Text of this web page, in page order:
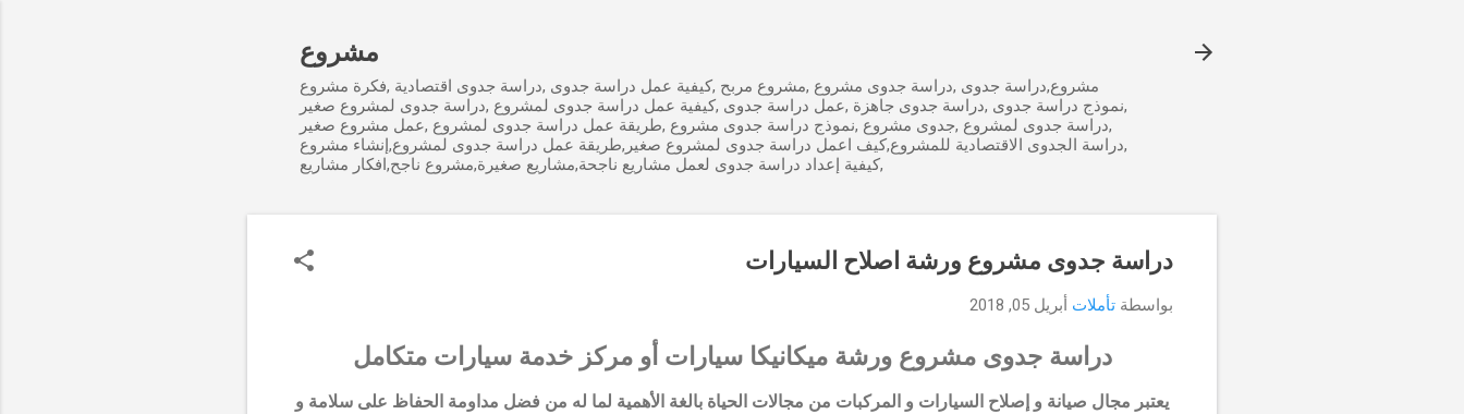
مشروع
مشروع,دراسة جدوى ,دراسة جدوى مشروع ,مشروع مربح ,كيفية عمل دراسة جدوى ,دراسة جدوى اقتصادية ,فكرة مشروع
,نموذج دراسة جدوى ,دراسة جدوى جاهزة ,عمل دراسة جدوى ,كيفية عمل دراسة جدوى لمشروع ,دراسة جدوى لمشروع صغير
,دراسة جدوى لمشروع ,جدوى مشروع ,نموذج دراسة جدوى مشروع ,طريقة عمل دراسة جدوى لمشروع ,عمل مشروع صغير
,دراسة الجدوى الاقتصادية للمشروع,كيف اعمل دراسة جدوى لمشروع صغير,طريقة عمل دراسة جدوى لمشروع,إنشاء مشروع
,كيفية إعداد دراسة جدوى لعمل مشاريع ناجحة,مشاريع صغيرة,مشروع ناجح,افكار مشاريع
دراسة جدوى مشروع ورشة اصلاح السيارات
بواسطة تأملات أبريل 05, 2018
دراسة جدوى مشروع ورشة ميكانيكا سيارات أو مركز خدمة سيارات متكامل
يعتبر مجال صيانة و إصلاح السيارات و المركبات من مجالات الحياة بالغة الأهمية لما له من فضل مداومة الحفاظ على سلامة و